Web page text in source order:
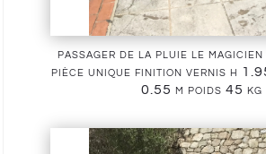
passager de la pluie le
pièce unique finition vernis h
0.55 m poids 45 kg